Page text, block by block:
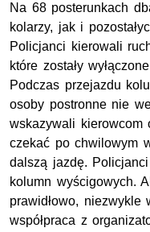
Na 68 posterunkach
kolarzy, jak i
Policjanci kierowali
które zostały
Podczas przejazdu
osoby postronne nie
wskazywali kierowcom
czekać po chwilowym
dalszą jazdę.
kolumn wyścigowych.
prawidłowo, niezwykle
współpraca z